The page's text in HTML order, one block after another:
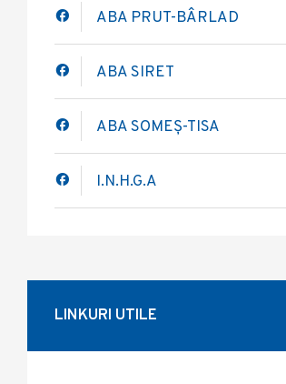
ABA PRUT-BÂRLAD
ABA SIRET
ABA SOMEȘ-TISA
I.N.H.G.A
LINKURI UTILE